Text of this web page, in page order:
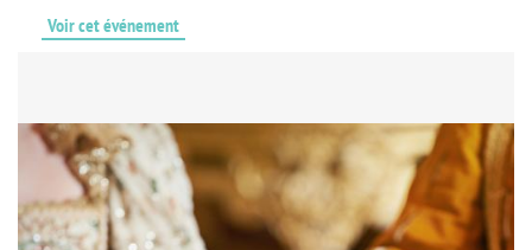
Voir cet événement